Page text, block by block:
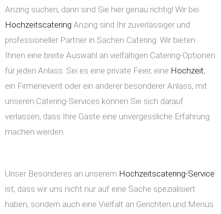
Anzing suchen, dann sind Sie hier genau richtig! Wir bei
Hochzeitscatering Anzing sind Ihr zuverlässiger und
professioneller Partner in Sachen Catering. Wir bieten
Ihnen eine breite Auswahl an vielfältigen Catering-Optionen
für jeden Anlass. Sei es eine private Feier, eine Hochzeit,
ein Firmenevent oder ein anderer besonderer Anlass, mit
unseren Catering-Services können Sie sich darauf
verlassen, dass Ihre Gäste eine unvergessliche Erfahrung
machen werden.
Unser Besonderes an unserem Hochzeitscatering-Service
ist, dass wir uns nicht nur auf eine Sache spezialisiert
haben, sondern auch eine Vielfalt an Gerichten und Menüs